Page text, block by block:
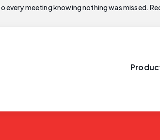
every meeting knowing nothing was missed.